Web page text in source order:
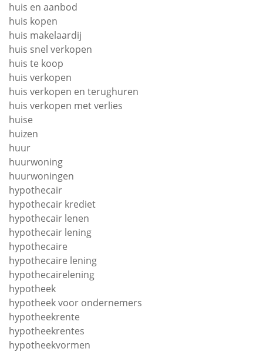
huis en aanbod
huis kopen
huis makelaardij
huis snel verkopen
huis te koop
huis verkopen
huis verkopen en terughuren
huis verkopen met verlies
huise
huizen
huur
huurwoning
huurwoningen
hypothecair
hypothecair krediet
hypothecair lenen
hypothecair lening
hypothecaire
hypothecaire lening
hypothecairelening
hypotheek
hypotheek voor ondernemers
hypotheekrente
hypotheekrentes
hypotheekvormen